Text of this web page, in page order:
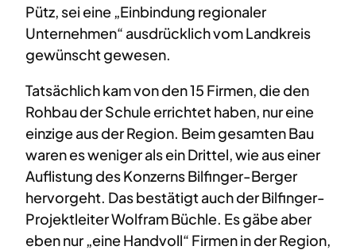
Pütz, sei eine „Einbindung regionaler
Unternehmen“ ausdrücklich vom Landkreis
gewünscht gewesen.
Tatsächlich kam von den 15 Firmen, die den
Rohbau der Schule errichtet haben, nur eine
einzige aus der Region. Beim gesamten Bau
waren es weniger als ein Drittel, wie aus einer
Auflistung des Konzerns Bilfinger-Berger
hervorgeht. Das bestätigt auch der Bilfinger-
Projektleiter Wolfram Büchle. Es gäbe aber
eben nur „eine Handvoll“ Firmen in der Region,